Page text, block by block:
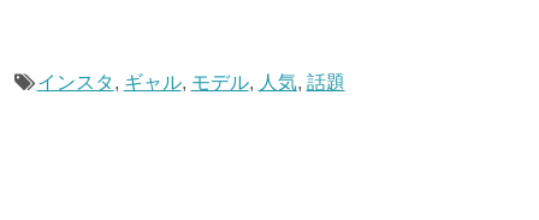
インスタ, ギャル, モデル, 人気, 話題